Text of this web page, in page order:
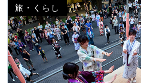
旅・くらし